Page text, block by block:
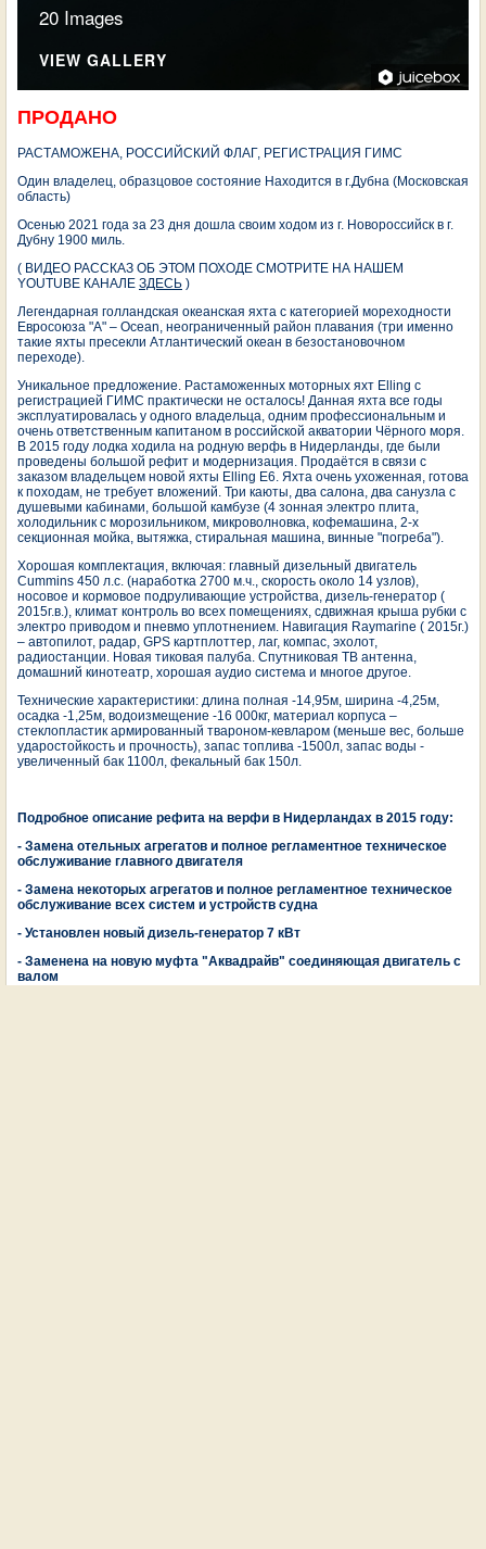
20 Images
VIEW GALLERY
ПРОДАНО
РАСТАМОЖЕНА, РОССИЙСКИЙ ФЛАГ, РЕГИСТРАЦИЯ ГИМС
Один владелец, образцовое состояние Находится в г.Дубна (Московская
область)
Осенью 2021 года за 23 дня дошла своим ходом из г. Новороссийск в г.
Дубну 1900 миль.
( ВИДЕО РАССКАЗ ОБ ЭТОМ ПОХОДЕ СМОТРИТЕ НА НАШЕМ
YOUTUBE КАНАЛЕ ЗДЕСЬ )
Легендарная голландская океанская яхта с категорией мореходности
Евросоюза "А" – Ocean, неограниченный район плавания (три именно
такие яхты пресекли Атлантический океан в безостановочном
переходе).
Уникальное предложение. Растаможенных моторных яхт Elling с
регистрацией ГИМС практически не осталось! Данная яхта все годы
эксплуатировалась у одного владельца, одним профессиональным и
очень ответственным капитаном в российской акватории Чёрного моря.
В 2015 году лодка ходила на родную верфь в Нидерланды, где были
проведены большой рефит и модернизация. Продаётся в связи с
заказом владельцем новой яхты Elling E6. Яхта очень ухоженная, готова
к походам, не требует вложений. Три каюты, два салона, два санузла с
душевыми кабинами, большой камбузе (4 зонная электро плита,
холодильник с морозильником, микроволновка, кофемашина, 2-х
секционная мойка, вытяжка, стиральная машина, винные "погреба").
Хорошая комплектация, включая: главный дизельный двигатель
Cummins 450 л.с. (наработка 2700 м.ч., скорость около 14 узлов),
носовое и кормовое подруливающие устройства, дизель-генератор (
2015г.в.), климат контроль во всех помещениях, сдвижная крыша рубки с
электро приводом и пневмо уплотнением. Навигация Raymarine ( 2015г.)
– автопилот, радар, GPS картплоттер, лаг, компас, эхолот,
радиостанции. Новая тиковая палуба. Спутниковая ТВ антенна,
домашний кинотеатр, хорошая аудио система и многое другое.
Технические характеристики: длина полная -14,95м, ширина -4,25м,
осадка -1,25м, водоизмещение -16 000кг, материал корпуса –
стеклопластик армированный твароном-кевларом (меньше вес, больше
ударостойкость и прочность), запас топлива -1500л, запас воды -
увеличенный бак 1100л, фекальный бак 150л.
Подробное описание рефита на верфи в Нидерландах в 2015 году:
- Замена отельных агрегатов и полное регламентное техническое
обслуживание главного двигателя
- Замена некоторых агрегатов и полное регламентное техническое
обслуживание всех систем и устройств судна
- Установлен новый дизель-генератор 7 кВт
- Заменена на новую муфта "Аквадрайв" соединяющая двигатель с
валом